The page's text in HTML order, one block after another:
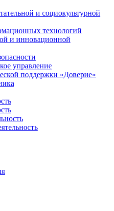
и социокультурной
технологий
и инновационной
управление
поддержки «Доверие»